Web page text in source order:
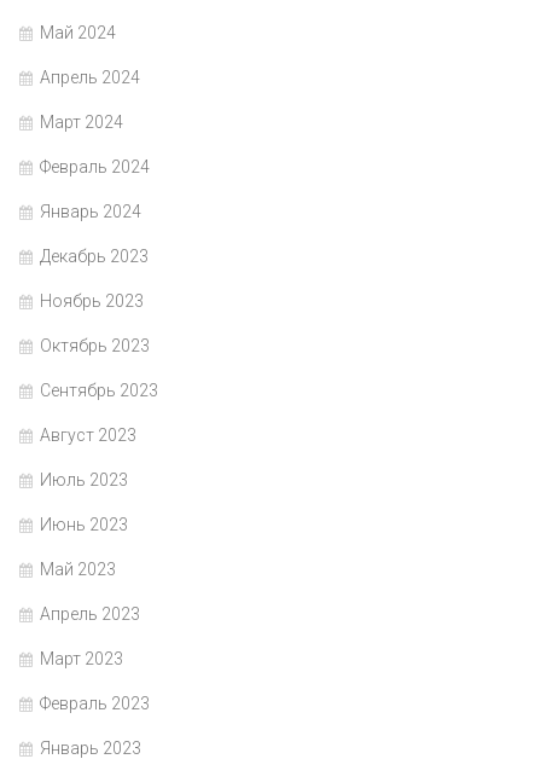
Май 2024
Апрель 2024
Март 2024
Февраль 2024
Январь 2024
Декабрь 2023
Ноябрь 2023
Октябрь 2023
Сентябрь 2023
Август 2023
Июль 2023
Июнь 2023
Май 2023
Апрель 2023
Март 2023
Февраль 2023
Январь 2023